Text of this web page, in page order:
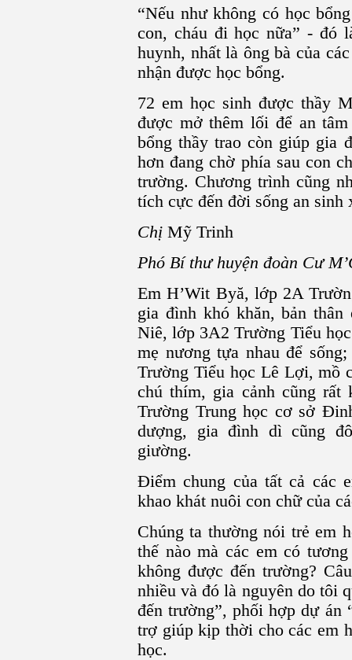
“Nếu như không có học
con, cháu đi học nữa” - đó
huynh, nhất là ông bà của
nhận được học bổng.
72 em học sinh được thầy
được mở thêm lối để an
bổng thầy trao còn giúp gia
hơn đang chờ phía sau con
trường. Chương trình cũng
tích cực đến đời sống an sinh
Chị Mỹ Trinh
Phó Bí thư huyện đoàn Cư
Em H’Wit Byă, lớp 2A
gia đình khó khăn, bản
Niê, lớp 3A2 Trường Tiểu
mẹ nương tựa nhau để
Trường Tiểu học Lê Lợi, mồ
chú thím, gia cảnh cũng rất
Trường Trung học cơ sở
dượng, gia đình dì cũng
giường.
Điểm chung của tất cả các
khao khát nuôi con chữ của
Chúng ta thường nói trẻ em
thế nào mà các em có
không được đến trường?
nhiều và đó là nguyên do tôi
đến trường”, phối hợp dự án
trợ giúp kịp thời cho các em
học.